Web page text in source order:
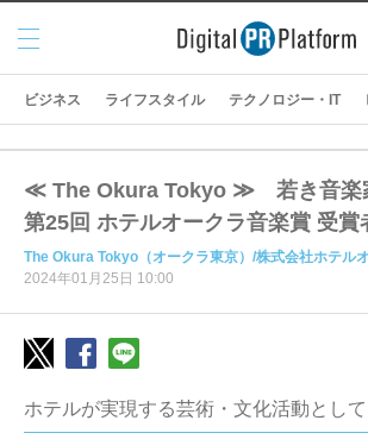
メニ
ュー
ビジネス ライフスタイル テクノロジー・IT
≪ The Okura Tokyo ≫ 若き音楽
第25回 ホテルオークラ音楽賞 受賞
The Okura Tokyo（オークラ東京）/株式会社ホテル
2024年01月25日 10:00
ホテルが実現する芸術・文化活動とし